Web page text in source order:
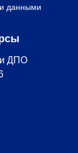
данными
и ДПО